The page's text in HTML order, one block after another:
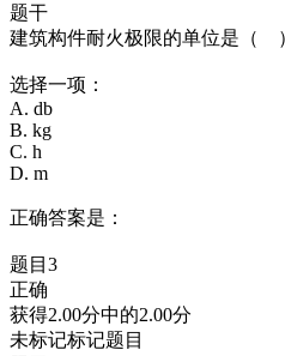
题干
建筑构件耐火极限的单位是（
选择一项：
A. db
B. kg
C. h
D. m
正确答案是：
题目3
正确
获得2.00分中的2.00分
未标记标记题目